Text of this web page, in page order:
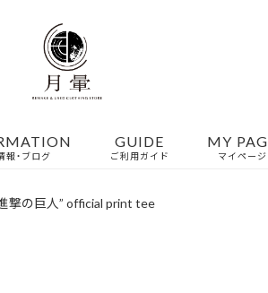
報・ブログ
GUIDE
ご利用ガイド
MY
マイページ
撃の巨人” official print tee